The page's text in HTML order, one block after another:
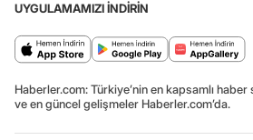
UYGULAMAMIZI İNDİRİN
Haberler.com: Türkiye’nin en kapsamlı
ve en güncel gelişmeler Haberler.com’da.